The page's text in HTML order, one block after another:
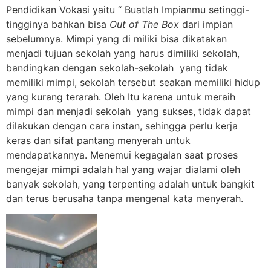
Pendidikan Vokasi yaitu “ Buatlah Impianmu setinggi-
tingginya bahkan bisa Out of The Box dari impian
sebelumnya. Mimpi yang di miliki bisa dikatakan
menjadi tujuan sekolah yang harus dimiliki sekolah,
bandingkan dengan sekolah-sekolah yang tidak
memiliki mimpi, sekolah tersebut seakan memiliki hidup
yang kurang terarah. Oleh Itu karena untuk meraih
mimpi dan menjadi sekolah yang sukses, tidak dapat
dilakukan dengan cara instan, sehingga perlu kerja
keras dan sifat pantang menyerah untuk
mendapatkannya. Menemui kegagalan saat proses
mengejar mimpi adalah hal yang wajar dialami oleh
banyak sekolah, yang terpenting adalah untuk bangkit
dan terus berusaha tanpa mengenal kata menyerah.